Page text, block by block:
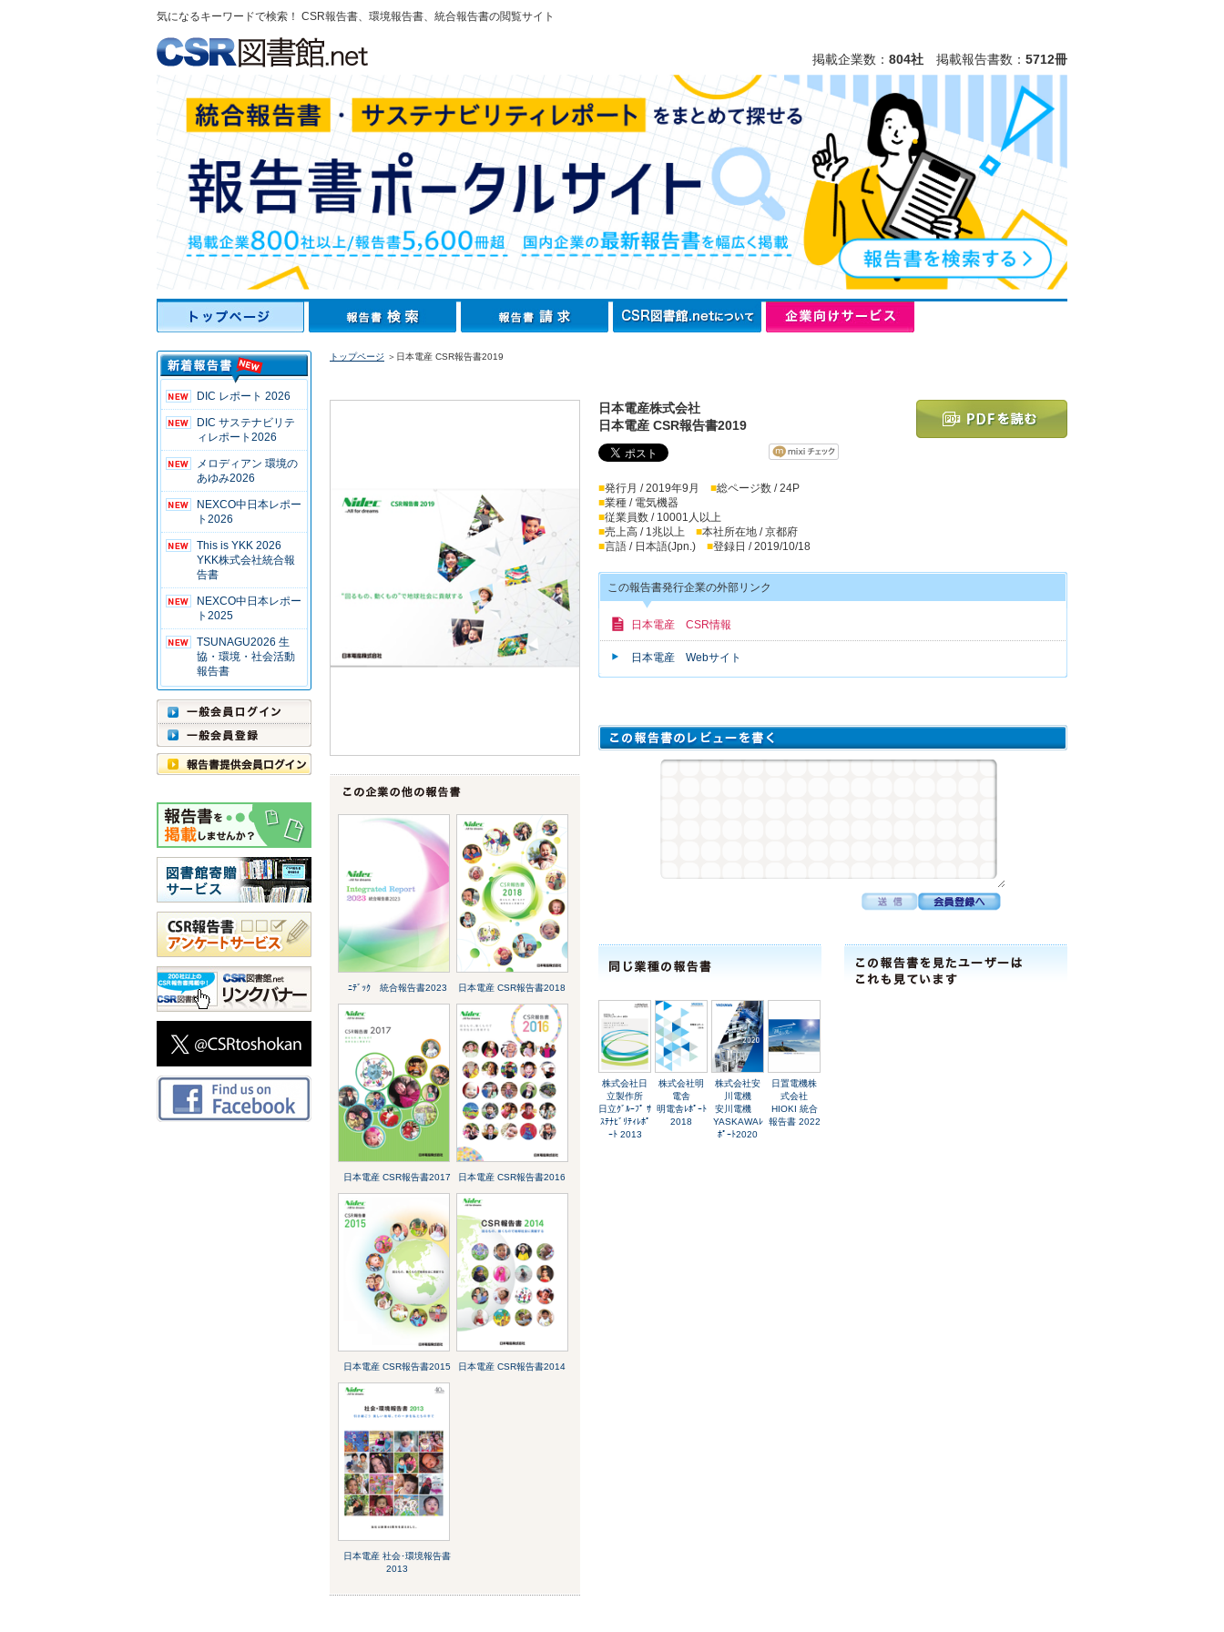
気になるキーワードで検索！ CSR報告書、環境報告書、統合報告書の閲覧サイト
掲載企業数： 804社 掲載報告書数： 5712冊
DIC レポート 2026
DIC サステナビリテ
ィレポート2026
メロディアン 環境の
あゆみ2026
NEXCO中日本レポー
ト2026
This is YKK 2026
YKK株式会社統合報
告書
NEXCO中日本レポー
ト2025
TSUNAGU2026 生
協・環境・社会活動
報告書
トップページ ＞日本電産 CSR報告書2019
ﾆﾃﾞｯｸ 統合報告書2023 日本電産 CSR報告書2018
日本電産 CSR報告書2017 日本電産 CSR報告書2016
日本電産 CSR報告書2015 日本電産 CSR報告書2014
日本電産 社会･環境報告書
2013
日本電産株式会社
日本電産 CSR報告書2019
■発行月 / 2019年9月 ■総ページ数 / 24P
■業種 / 電気機器
■従業員数 / 10001人以上
■売上高 / 1兆以上 ■本社所在地 / 京都府
■言語 / 日本語(Jpn.) ■登録日 / 2019/10/18
この報告書発行企業の外部リンク
日本電産 CSR情報
日本電産 Webサイト
株式会社日
立製作所
日立ｸﾞﾙｰﾌﾟ ｻ
ｽﾃﾅﾋﾞﾘﾃｨﾚﾎﾟ
ｰﾄ 2013
株式会社明
電舎
明電舎ﾚﾎﾟｰﾄ
2018
株式会社安
川電機
安川電機
YASKAWAﾚ
ﾎﾟｰﾄ2020
日置電機株
式会社
HIOKI 統合
報告書 2022